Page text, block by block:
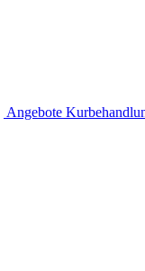
Angebote